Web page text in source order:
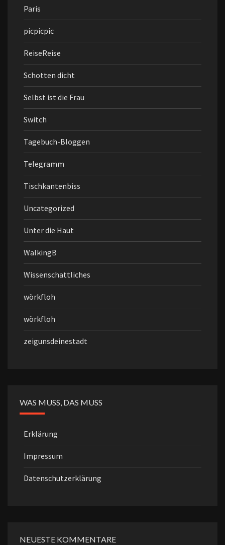
Paris
picpicpic
ReiseReise
Schotten dicht
Selbst ist die Frau
Switch
Tagebuch-Bloggen
Telegramm
Tischkantenbiss
Uncategorized
Unter die Haut
WalkingB
Wissenschattliches
wörkfloh
wörkfloh
zeigunsdeinestadt
WAS MUSS, DAS MUSS
Erklärung
Impressum
Datenschutzerklärung
NEUESTE KOMMENTARE